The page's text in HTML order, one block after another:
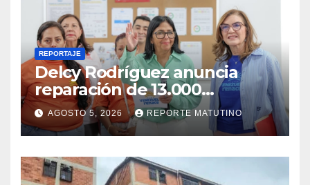
REPORTAJE
Delcy Rodríguez anuncia
reparación de 13.000
viviendas afectadas por los
terremotos
AGOSTO 5, 2026 REPORTE MATUTINO